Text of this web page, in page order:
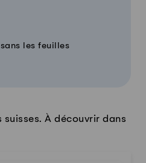
les feuilles
suisses. À découvrir dans